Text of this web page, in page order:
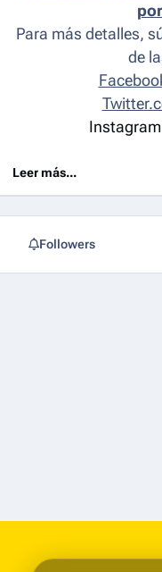
Para más detalles,
de
Leer más...
Followers